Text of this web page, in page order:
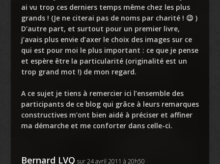
ai vu trop ces derniers temps même chez les plus
grands ! (Je ne citerai pas de noms par charité ! 😉 )
D’autre part, et surtout pour un premier livre,
j’avais plus envie d’axer le choix des images sur ce
qui est pour moi le plus important : ce que je pense
et espère être la particularité (originalité est un
trop grand mot !) de mon regard.
A ce sujet je tiens à remercier ici l’ensemble des
participants de ce blog qui grâce à leurs remarques
constructives m’ont bien aidé à préciser et affiner
ma démarche et me conforter dans celle-ci.
Bernard LVQ sur 24 avril 2011 à 20h50